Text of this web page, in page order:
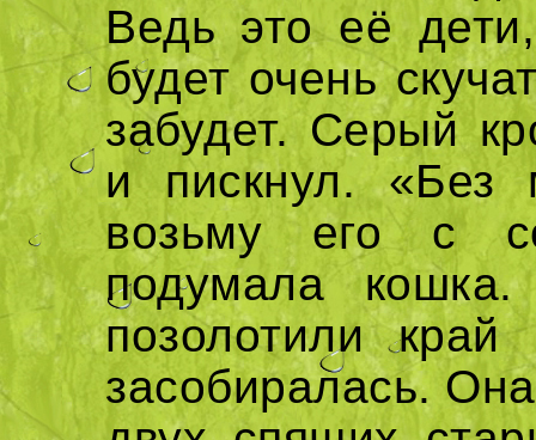
Ведь это её
будет очень
забудет. Серый
и пискнул.
возьму его с
подумала
позолотили
засобиралась.